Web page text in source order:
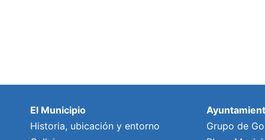
El Municipio
Historia, ubicación y entorno
Grupo de